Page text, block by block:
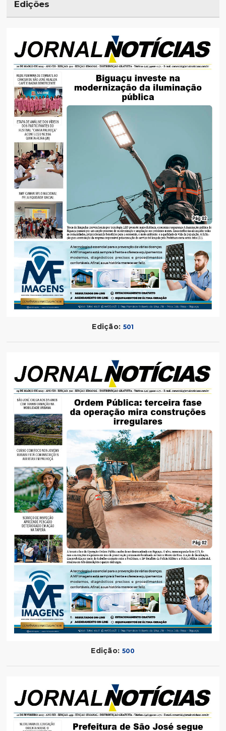
Edições
Edição: 501
Edição: 500